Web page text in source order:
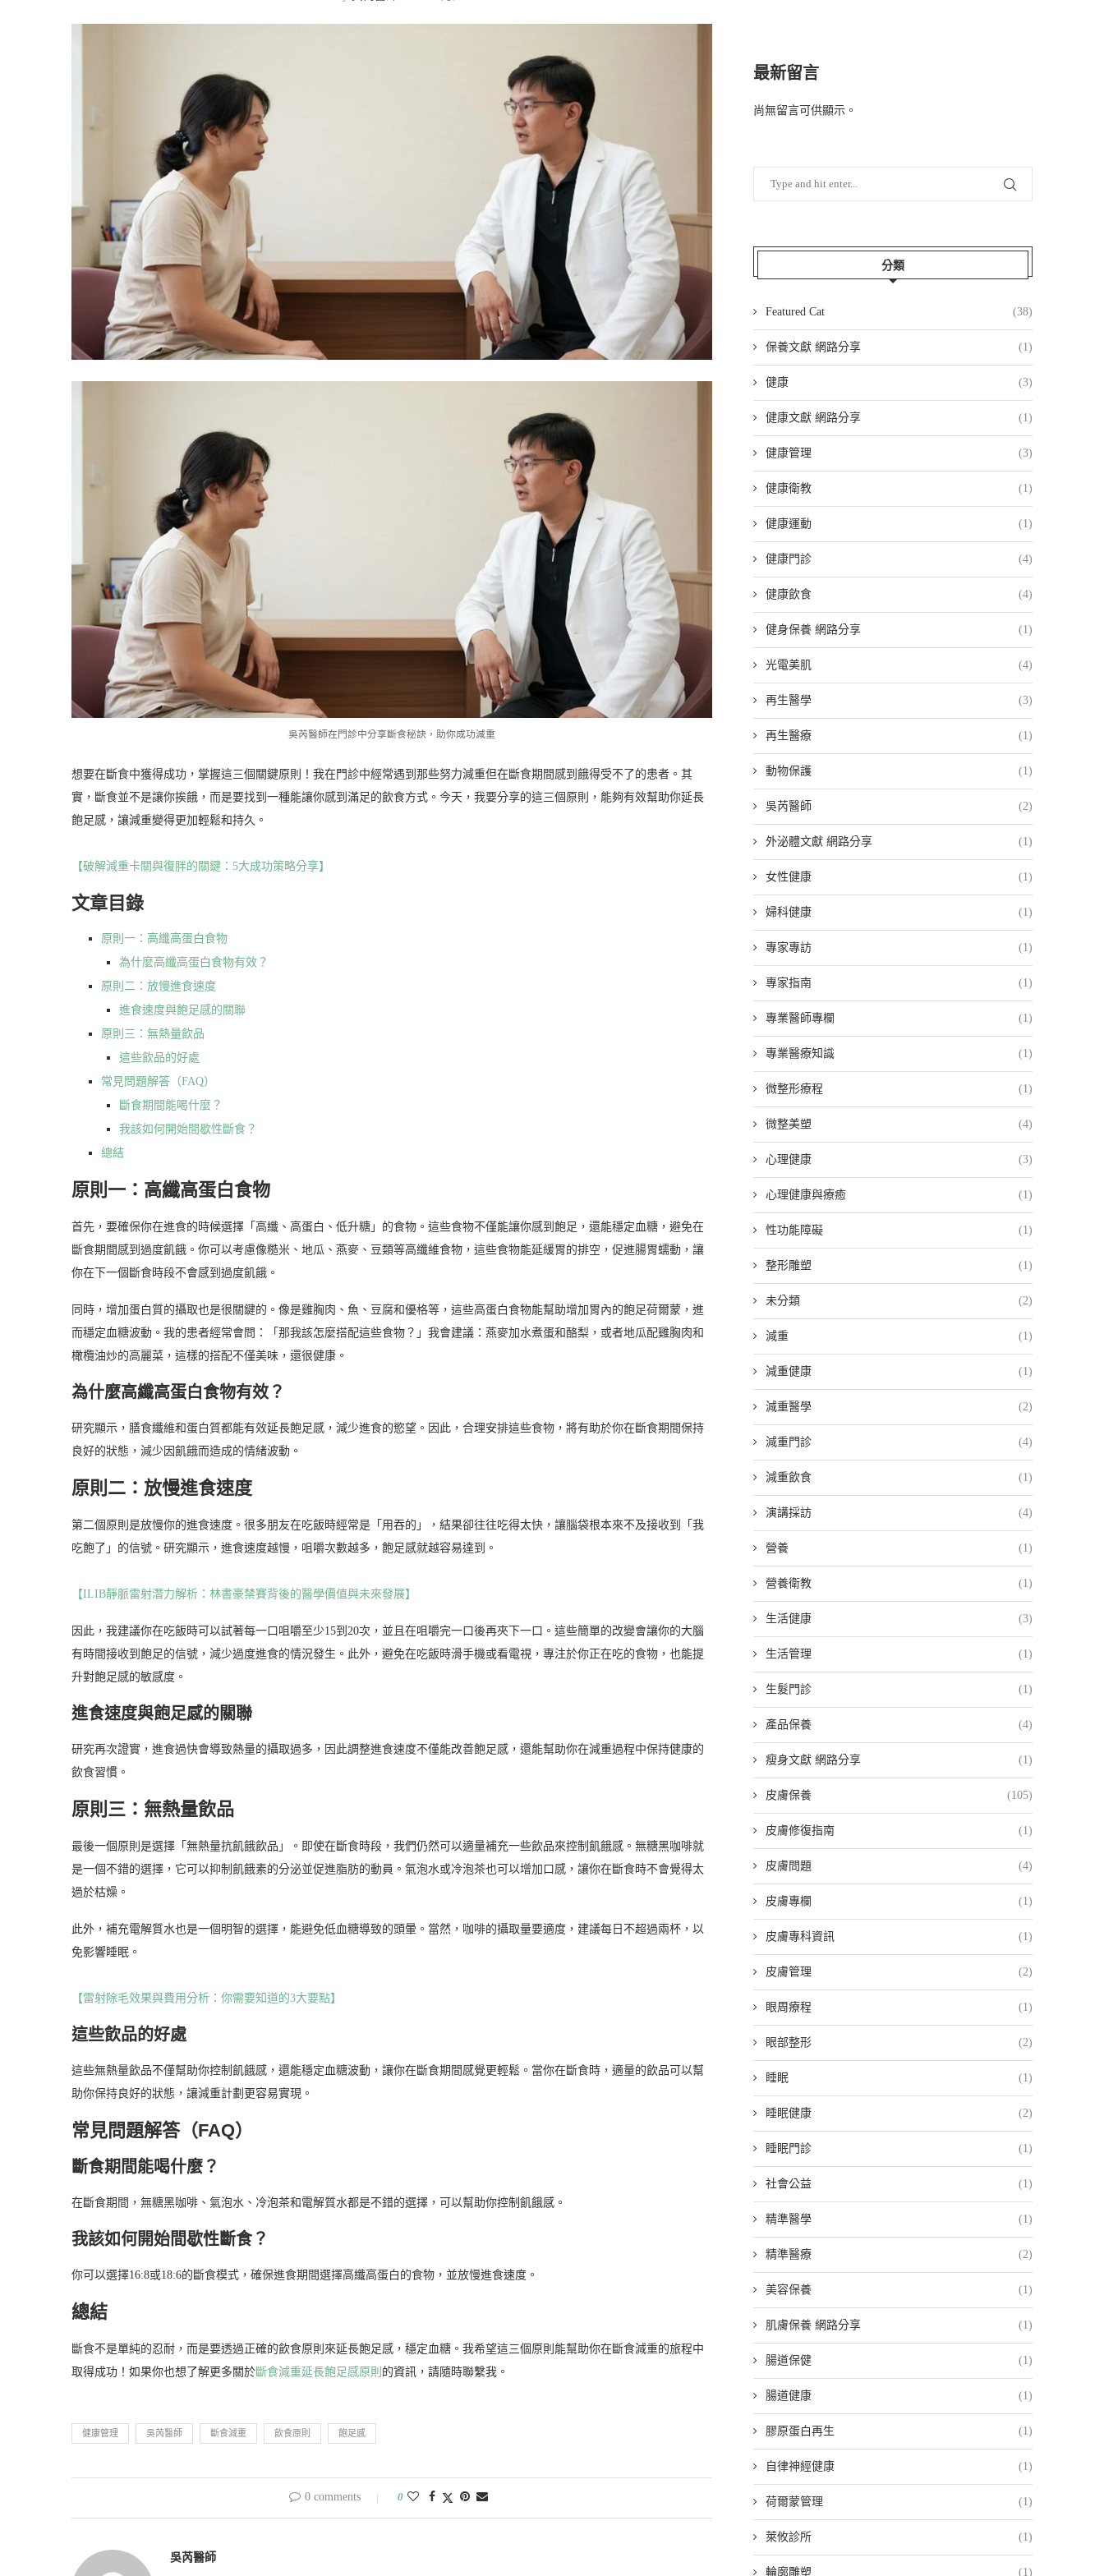
吳芮醫師在門診中分享斷食秘訣，助你成功減重
想要在斷食中獲得成功，掌握這三個關鍵原則！我在門診中經常遇到那些努力減重但在斷食期間感到餓得受不了的患者。其
實，斷食並不是讓你挨餓，而是要找到一種能讓你感到滿足的飲食方式。今天，我要分享的這三個原則，能夠有效幫助你延長
飽足感，讓減重變得更加輕鬆和持久。
【破解減重卡關與復胖的關鍵：5大成功策略分享】
文章目錄
原則一：高纖高蛋白食物
為什麼高纖高蛋白食物有效？
原則二：放慢進食速度
進食速度與飽足感的關聯
原則三：無熱量飲品
這些飲品的好處
常見問題解答（FAQ）
斷食期間能喝什麼？
我該如何開始間歇性斷食？
總結
原則一：高纖高蛋白食物
首先，要確保你在進食的時候選擇「高纖、高蛋白、低升糖」的食物。這些食物不僅能讓你感到飽足，還能穩定血糖，避免在
斷食期間感到過度飢餓。你可以考慮像糙米、地瓜、燕麥、豆類等高纖維食物，這些食物能延緩胃的排空，促進腸胃蠕動，讓
你在下一個斷食時段不會感到過度飢餓。
同時，增加蛋白質的攝取也是很關鍵的。像是雞胸肉、魚、豆腐和優格等，這些高蛋白食物能幫助增加胃內的飽足荷爾蒙，進
而穩定血糖波動。我的患者經常會問：「那我該怎麼搭配這些食物？」我會建議：燕麥加水煮蛋和酪梨，或者地瓜配雞胸肉和
橄欖油炒的高麗菜，這樣的搭配不僅美味，還很健康。
為什麼高纖高蛋白食物有效？
研究顯示，膳食纖維和蛋白質都能有效延長飽足感，減少進食的慾望。因此，合理安排這些食物，將有助於你在斷食期間保持
良好的狀態，減少因飢餓而造成的情緒波動。
原則二：放慢進食速度
第二個原則是放慢你的進食速度。很多朋友在吃飯時經常是「用吞的」，結果卻往往吃得太快，讓腦袋根本來不及接收到「我
吃飽了」的信號。研究顯示，進食速度越慢，咀嚼次數越多，飽足感就越容易達到。
【ILIB靜脈雷射潛力解析：林書豪禁賽背後的醫學價值與未來發展】
因此，我建議你在吃飯時可以試著每一口咀嚼至少15到20次，並且在咀嚼完一口後再夾下一口。這些簡單的改變會讓你的大腦
有時間接收到飽足的信號，減少過度進食的情況發生。此外，避免在吃飯時滑手機或看電視，專注於你正在吃的食物，也能提
升對飽足感的敏感度。
進食速度與飽足感的關聯
研究再次證實，進食過快會導致熱量的攝取過多，因此調整進食速度不僅能改善飽足感，還能幫助你在減重過程中保持健康的
飲食習慣。
原則三：無熱量飲品
最後一個原則是選擇「無熱量抗飢餓飲品」。即使在斷食時段，我們仍然可以適量補充一些飲品來控制飢餓感。無糖黑咖啡就
是一個不錯的選擇，它可以抑制飢餓素的分泌並促進脂肪的動員。氣泡水或冷泡茶也可以增加口感，讓你在斷食時不會覺得太
過於枯燥。
此外，補充電解質水也是一個明智的選擇，能避免低血糖導致的頭暈。當然，咖啡的攝取量要適度，建議每日不超過兩杯，以
免影響睡眠。
【雷射除毛效果與費用分析：你需要知道的3大要點】
這些飲品的好處
這些無熱量飲品不僅幫助你控制飢餓感，還能穩定血糖波動，讓你在斷食期間感覺更輕鬆。當你在斷食時，適量的飲品可以幫
助你保持良好的狀態，讓減重計劃更容易實現。
常見問題解答（FAQ）
斷食期間能喝什麼？
在斷食期間，無糖黑咖啡、氣泡水、冷泡茶和電解質水都是不錯的選擇，可以幫助你控制飢餓感。
我該如何開始間歇性斷食？
你可以選擇16:8或18:6的斷食模式，確保進食期間選擇高纖高蛋白的食物，並放慢進食速度。
總結
斷食不是單純的忍耐，而是要透過正確的飲食原則來延長飽足感，穩定血糖。我希望這三個原則能幫助你在斷食減重的旅程中
取得成功！如果你也想了解更多關於斷食減重延長飽足感原則 的資訊，請隨時聯繫我。
健康管理 吳芮醫師 斷食減重 飲食原則 飽足感
0 comments 0
吳芮醫師
最新留言
尚無留言可供顯示。
分類
Featured Cat (38)
保養文獻 網路分享 (1)
健康 (3)
健康文獻 網路分享 (1)
健康管理 (3)
健康衛教 (1)
健康運動 (1)
健康門診 (4)
健康飲食 (4)
健身保養 網路分享 (1)
光電美肌 (4)
再生醫學 (3)
再生醫療 (1)
動物保護 (1)
吳芮醫師 (2)
外泌體文獻 網路分享 (1)
女性健康 (1)
婦科健康 (1)
專家專訪 (1)
專家指南 (1)
專業醫師專欄 (1)
專業醫療知識 (1)
微整形療程 (1)
微整美塑 (4)
心理健康 (3)
心理健康與療癒 (1)
性功能障礙 (1)
整形雕塑 (1)
未分類 (2)
減重 (1)
減重健康 (1)
減重醫學 (2)
減重門診 (4)
減重飲食 (1)
演講採訪 (4)
營養 (1)
營養衛教 (1)
生活健康 (3)
生活管理 (1)
生髮門診 (1)
產品保養 (4)
瘦身文獻 網路分享 (1)
皮膚保養 (105)
皮膚修復指南 (1)
皮膚問題 (4)
皮膚專欄 (1)
皮膚專科資訊 (1)
皮膚管理 (2)
眼周療程 (1)
眼部整形 (2)
睡眠 (1)
睡眠健康 (2)
睡眠門診 (1)
社會公益 (1)
精準醫學 (1)
精準醫療 (2)
美容保養 (1)
肌膚保養 網路分享 (1)
腸道保健 (1)
腸道健康 (1)
膠原蛋白再生 (1)
自律神經健康 (1)
荷爾蒙管理 (1)
萊攸診所 (1)
輪廓雕塑 (1)